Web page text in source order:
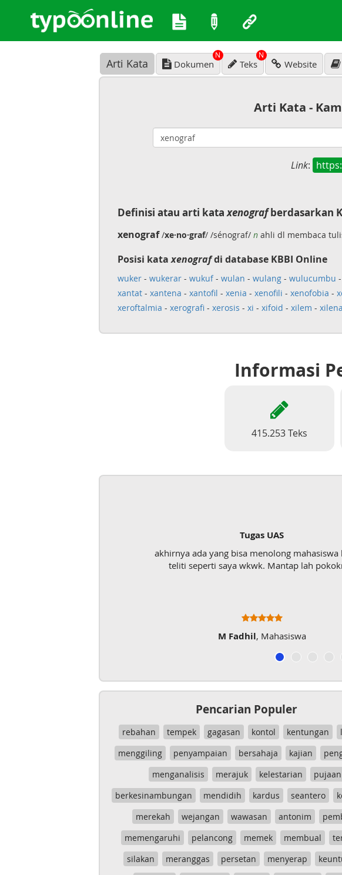
Arti Kata Dokumen
N
Teks
N
Website
Arti Kata -
Link:
Definisi atau arti kataxenografberdasarkan
xenograf/xe·no·graf/ /sénograf/ nahli dl membaca
Posisi kataxenografdi database KBBI Online
wuker- wukerar- wukuf- wulan - wulang- wulucumbu -
xantat- xantena - xantofil - xenia - xenofili - xenofobia -
xeroftalmia - xerografi - xerosis - xi - xifoid - xilem - xilena
Informasi
415.253 Teks
Tugas UAS
akhirnya ada yang bisa menolong mahasiswa
teliti seperti saya wkwk. Mantap lah
M Fadhil, Mahasiswa
Pencarian Populer
rebahan tempek gagasan kontol kentungan
menggiling
penyampaian bersahaja kajian
menganalisis
merajuk kelestarian
pujaan
berkesinambungan
mendidih kardus seantero
merekah
wejangan wawasan antonim
memengaruhi
pelancong memek membual
silakan
meranggas persetan menyerap